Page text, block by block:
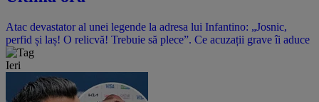
Atac devastator al unei legende la adresa lui Infantino: „Josnic,
perfid și laș! O relicvă! Trebuie să plece”. Ce acuzații grave îi aduce
Ieri